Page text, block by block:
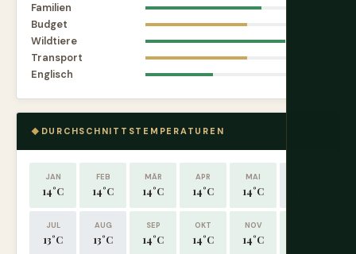
Familien
Budget
Wildtiere
Transport
Englisch
DURCHSCHNITTSTEMPERATUREN
JAN
14°C
FEB
14°C
MÄR
14°C
APR
14°C
MAI
14°C
JUL
13°C
AUG
13°C
SEP
14°C
OKT
14°C
NOV
14°C